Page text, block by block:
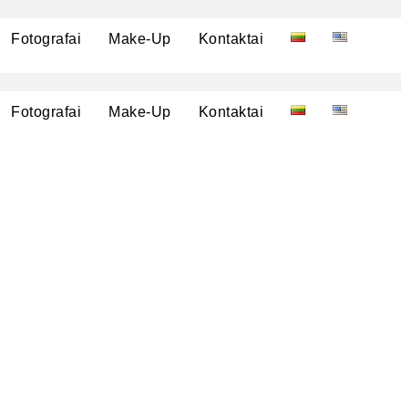
Fotografai Make-Up Kontaktai
Fotografai Make-Up Kontaktai